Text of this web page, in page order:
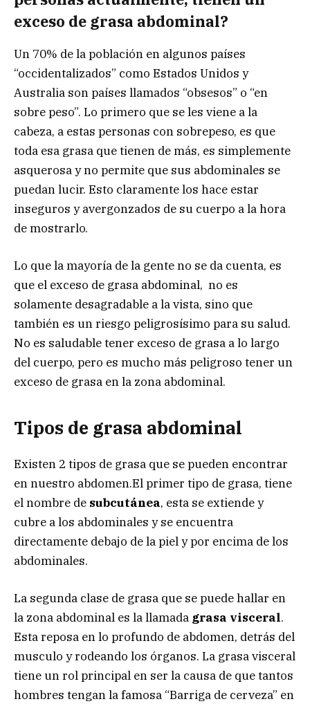
exceso de grasa abdominal?
Un 70% de la población en algunos países
“occidentalizados” como Estados Unidos y
Australia son países llamados “obsesos” o “en
sobre peso”. Lo primero que se les viene a la
cabeza, a estas personas con sobrepeso, es que
toda esa grasa que tienen de más, es simplemente
asquerosa y no permite que sus abdominales se
puedan lucir. Esto claramente los hace estar
inseguros y avergonzados de su cuerpo a la hora
de mostrarlo.
Lo que la mayoría de la gente no se da cuenta, es
que el exceso de grasa abdominal, no es
solamente desagradable a la vista, sino que
también es un riesgo peligrosísimo para su salud.
No es saludable tener exceso de grasa a lo largo
del cuerpo, pero es mucho más peligroso tener un
exceso de grasa en la zona abdominal.
Tipos de grasa abdominal
Existen 2 tipos de grasa que se pueden encontrar
en nuestro abdomen.El primer tipo de grasa, tiene
el nombre de subcutánea, esta se extiende y
cubre a los abdominales y se encuentra
directamente debajo de la piel y por encima de los
abdominales.
La segunda clase de grasa que se puede hallar en
la zona abdominal es la llamada grasa visceral.
Esta reposa en lo profundo de abdomen, detrás del
musculo y rodeando los órganos. La grasa visceral
tiene un rol principal en ser la causa de que tantos
hombres tengan la famosa “Barriga de cerveza” en